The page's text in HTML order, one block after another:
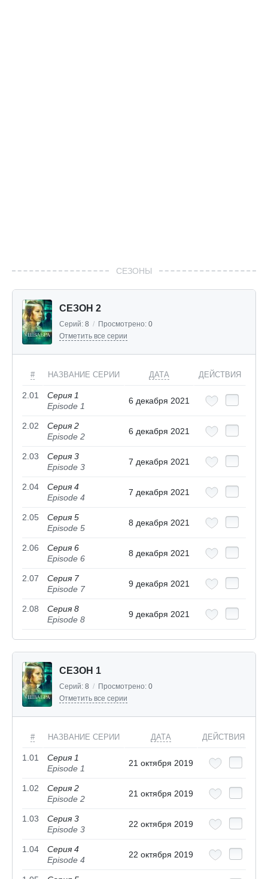
СЕЗОНЫ
СЕЗОН 2
Серий: 8 / Просмотрено: 0
Отметить все серии
# НАЗВАНИЕ СЕРИИ ДАТА ДЕЙСТВИЯ
2.01
Серия 1
Episode 1
6 декабря 2021
2.02
Серия 2
Episode 2
6 декабря 2021
2.03
Серия 3
Episode 3
7 декабря 2021
2.04
Серия 4
Episode 4
7 декабря 2021
2.05
Серия 5
Episode 5
8 декабря 2021
2.06
Серия 6
Episode 6
8 декабря 2021
2.07
Серия 7
Episode 7
9 декабря 2021
2.08
Серия 8
Episode 8
9 декабря 2021
СЕЗОН 1
Серий: 8 / Просмотрено: 0
Отметить все серии
# НАЗВАНИЕ СЕРИИ ДАТА ДЕЙСТВИЯ
1.01
Серия 1
Episode 1
21 октября 2019
1.02
Серия 2
Episode 2
21 октября 2019
1.03
Серия 3
Episode 3
22 октября 2019
1.04
Серия 4
Episode 4
22 октября 2019